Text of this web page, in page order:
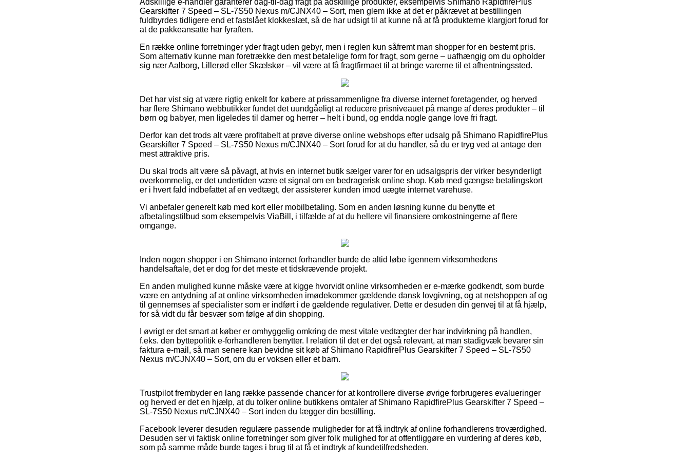
Gearskifter 7 Speed – SL-7S50 Nexus m/CJNX40 – Sort, men glem ikke at det er påkrævet at bestillingen
fuldbyrdes tidligere end et fastslået klokkeslæt, så de har udsigt til at kunne nå at få produkterne klargjort forud for
at de pakkeansatte har fyraften.
En række online forretninger yder fragt uden gebyr, men i reglen kun såfremt man shopper for en bestemt pris.
Som alternativ kunne man foretrække den mest betalelige form for fragt, som gerne – uafhængig om du opholder
sig nær Aalborg, Lillerød eller Skælskør – vil være at få fragtfirmaet til at bringe varerne til et afhentningssted.
Det har vist sig at være rigtig enkelt for købere at prissammenligne fra diverse internet foretagender, og herved
har flere Shimano webbutikker fundet det uundgåeligt at reducere prisniveauet på mange af deres produkter – til
børn og babyer, men ligeledes til damer og herrer – helt i bund, og endda nogle gange love fri fragt.
Derfor kan det trods alt være profitabelt at prøve diverse online webshops efter udsalg på Shimano RapidfirePlus
Gearskifter 7 Speed – SL-7S50 Nexus m/CJNX40 – Sort forud for at du handler, så du er tryg ved at antage den
mest attraktive pris.
Du skal trods alt være så påvagt, at hvis en internet butik sælger varer for en udsalgspris der virker besynderligt
overkommelig, er det undertiden være et signal om en bedragerisk online shop. Køb med gængse betalingskort
er i hvert fald indbefattet af en vedtægt, der assisterer kunden imod uægte internet varehuse.
Vi anbefaler generelt køb med kort eller mobilbetaling. Som en anden løsning kunne du benytte et
afbetalingstilbud som eksempelvis ViaBill, i tilfælde af at du hellere vil finansiere omkostningerne af flere
omgange.
Inden nogen shopper i en Shimano internet forhandler burde de altid løbe igennem virksomhedens
handelsaftale, det er dog for det meste et tidskrævende projekt.
En anden mulighed kunne måske være at kigge hvorvidt online virksomheden er e-mærke godkendt, som burde
være en antydning af at online virksomheden imødekommer gældende dansk lovgivning, og at netshoppen af og
til gennemses af specialister som er indført i de gældende regulativer. Dette er desuden din genvej til at få hjælp,
for så vidt du får besvær som følge af din shopping.
I øvrigt er det smart at køber er omhyggelig omkring de mest vitale vedtægter der har indvirkning på handlen,
f.eks. den byttepolitik e-forhandleren benytter. I relation til det er det også relevant, at man stadigvæk bevarer sin
faktura e-mail, så man senere kan bevidne sit køb af Shimano RapidfirePlus Gearskifter 7 Speed – SL-7S50
Nexus m/CJNX40 – Sort, om du er voksen eller et barn.
Trustpilot frembyder en lang række passende chancer for at kontrollere diverse øvrige forbrugeres evalueringer
og herved er det en hjælp, at du tolker online butikkens omtaler af Shimano RapidfirePlus Gearskifter 7 Speed –
SL-7S50 Nexus m/CJNX40 – Sort inden du lægger din bestilling.
Facebook leverer desuden regulære passende muligheder for at få indtryk af online forhandlerens troværdighed.
Desuden ser vi faktisk online forretninger som giver folk mulighed for at offentliggøre en vurdering af deres køb,
som på samme måde burde tages i brug til at få et indtryk af kundetilfredsheden.